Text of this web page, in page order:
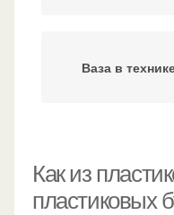
Ваза в
Как из
пластиковых